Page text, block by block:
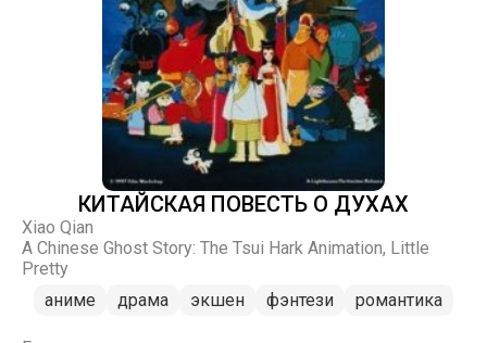
КИТАЙСКАЯ ПОВЕСТЬ О ДУХАХ
Xiao Qian
A Chinese Ghost Story: The Tsui Hark Animation, Little
Pretty
аниме
драма экшен фэнтези романтика